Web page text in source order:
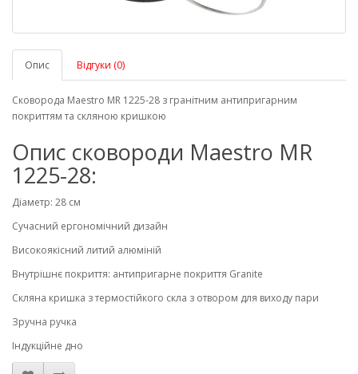
Опис Відгуки (0)
Сковорода Maestro MR 1225-28 з гранітним антипригарним
покриттям та скляною кришкою
Опис сковороди Maestro MR
1225-28:
Діаметр: 28 см
Сучасний ергономічний дизайн
Високоякісний литий алюміній
Внутрішнє покриття: антипригарне покриття Granite
Скляна кришка з термостійкого скла з отвором для виходу пари
Зручна ручка
Індукційне дно